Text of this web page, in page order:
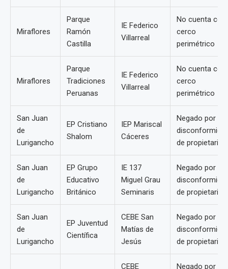
Miraflores
Parque
Ramón
Castilla
IE Federico
Villarreal
No cuenta con
cerco
perimétrico
Miraflores
Parque
Tradiciones
Peruanas
IE Federico
Villarreal
No cuenta con
cerco
perimétrico
San Juan
de
Lurigancho
EP Cristiano
Shalom
IEP Mariscal
Cáceres
Negado por
de propietarios
San Juan
de
Lurigancho
EP Grupo
Educativo
Británico
IE 137
Miguel Grau
Seminaris
Negado por
de propietarios
San Juan
de
Lurigancho
EP Juventud
Científica
CEBE San
Matías de
Jesús
Negado por
de propietarios
CEBE Negado por